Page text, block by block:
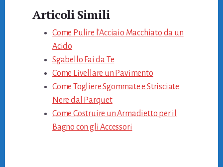
Articoli Simili
Come Pulire l'Acciaio Macchiato da un
Acido
Sgabello Fai da Te
Come Livellare un Pavimento
Come Togliere Sgommate e Strisciate
Nere dal Parquet
Come Costruire un Armadietto per il
Bagno con gli Accessori